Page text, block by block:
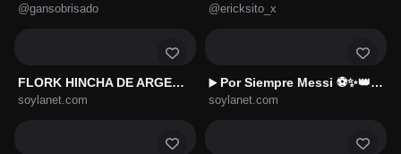
@gansobrisado @ericksito_x
FLORK HINCHA DE ARGENTINA 🇦🇷🏆
soylanet.com
▶️ Por Siempre Messi ⚽️✨👑🇦🇷
soylanet.com